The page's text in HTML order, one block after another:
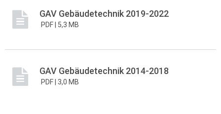
GAV Gebäudetechnik 2019-2022
PDF | 5,3 MB
GAV Gebäudetechnik 2014-2018
PDF | 3,0 MB